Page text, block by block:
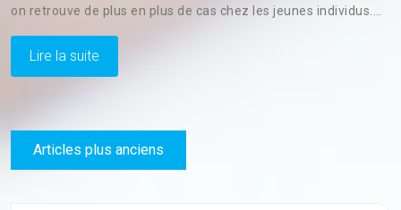
Manifestations
on retrouve de plus en plus de cas chez les jeunes individus.…
Lire la suite
Navigation
des
Articles plus anciens